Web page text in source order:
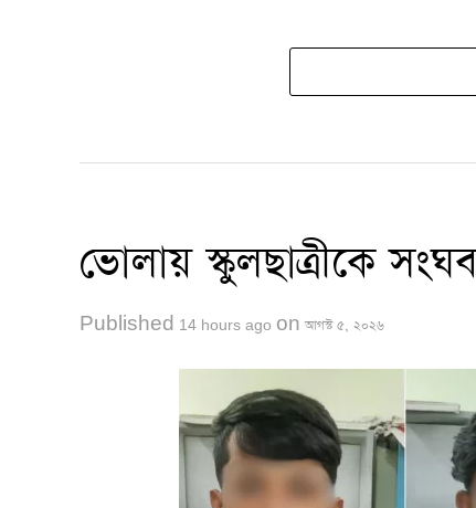
ভোলায় স্কুলছাত্রীকে
Published 14 hours ago on আগস্ট ৫, ২০২৬